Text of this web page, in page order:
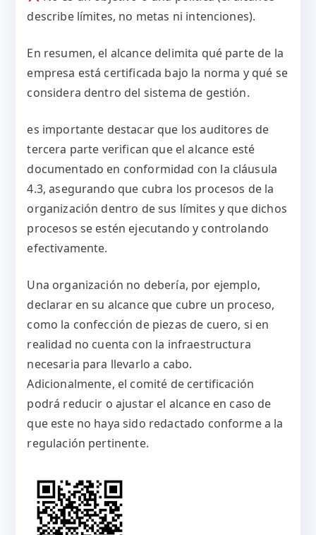
describe límites, no metas ni intenciones).
En resumen, el alcance delimita qué parte de la
empresa está certificada bajo la norma y qué se
considera dentro del sistema de gestión.
es importante destacar que los auditores de
tercera parte verifican que el alcance esté
documentado en conformidad con la cláusula
4.3, asegurando que cubra los procesos de la
organización dentro de sus límites y que dichos
procesos se estén ejecutando y controlando
efectivamente.
Una organización no debería, por ejemplo,
declarar en su alcance que cubre un proceso,
como la confección de piezas de cuero, si en
realidad no cuenta con la infraestructura
necesaria para llevarlo a cabo.
Adicionalmente, el comité de certificación
podrá reducir o ajustar el alcance en caso de
que este no haya sido redactado conforme a la
regulación pertinente.